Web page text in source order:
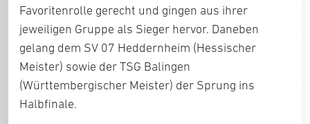
Favoritenrolle gerecht und gingen aus ihrer
jeweiligen Gruppe als Sieger hervor. Daneben
gelang dem SV 07 Heddernheim (Hessischer
Meister) sowie der TSG Balingen
(Württembergischer Meister) der Sprung ins
Halbfinale.